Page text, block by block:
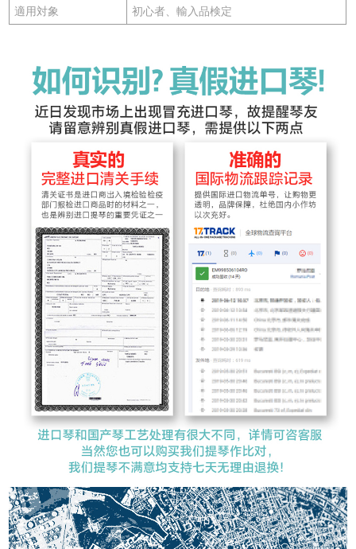
適用対象 初心者、輸入品検定